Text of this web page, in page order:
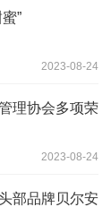
”
2023-08-24
理协会多项荣
2023-08-24
部品牌贝尔安